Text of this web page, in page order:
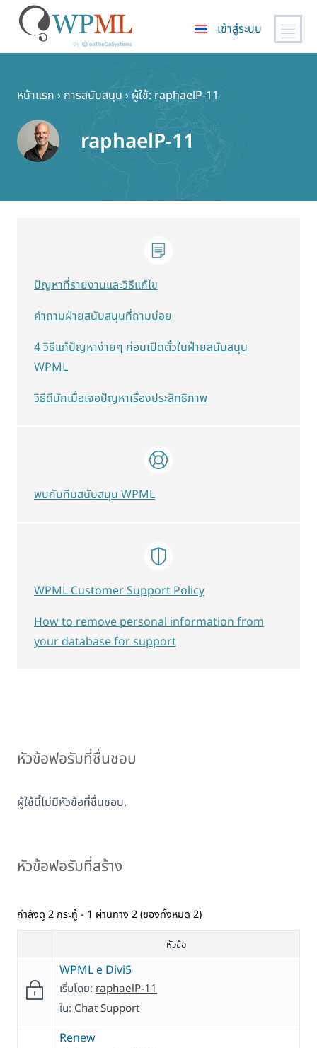
หลัก
เข้าสู่ระบบ
หน้าแรก › การสนับสนุน › ผู้ใช้: raphaelP-11
raphaelP-11
หัวข้อฟอรัมที่ชื่นชอบ
ผู้ใช้นี้ไม่มีหัวข้อที่ชื่นชอบ.
หัวข้อฟอรัมที่สร้าง
กำลังดู 2 กระทู้ - 1 ผ่านทาง 2 (ของทั้งหมด 2)
หัวข้อ
WPML e Divi5
เริ่มโดย: raphaelP-11
ใน: Chat Support
Renew
ปัญหาที่รายงานและวิธีแก้ไข
คำถามฝ่ายสนับสนุนที่ถามบ่อย
4 วิธีแก้ปัญหาง่ายๆ ก่อนเปิดตั๋วในฝ่ายสนับสนุน
WPML
วิธีดีบักเมื่อเจอปัญหาเรื่องประสิทธิภาพ
พบกับทีมสนับสนุน WPML
WPML Customer Support Policy
How to remove personal information from
your database for support